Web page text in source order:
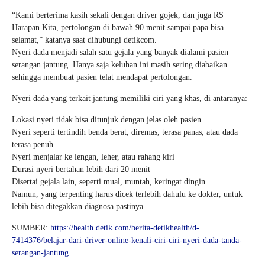
“Kami berterima kasih sekali dengan driver gojek, dan juga RS
Harapan Kita, pertolongan di bawah 90 menit sampai papa bisa
selamat,” katanya saat dihubungi detikcom.
Nyeri dada menjadi salah satu gejala yang banyak dialami pasien
serangan jantung. Hanya saja keluhan ini masih sering diabaikan
sehingga membuat pasien telat mendapat pertolongan.
Nyeri dada yang terkait jantung memiliki ciri yang khas, di antaranya:
Lokasi nyeri tidak bisa ditunjuk dengan jelas oleh pasien
Nyeri seperti tertindih benda berat, diremas, terasa panas, atau dada
terasa penuh
Nyeri menjalar ke lengan, leher, atau rahang kiri
Durasi nyeri bertahan lebih dari 20 menit
Disertai gejala lain, seperti mual, muntah, keringat dingin
Namun, yang terpenting harus dicek terlebih dahulu ke dokter, untuk
lebih bisa ditegakkan diagnosa pastinya.
SUMBER: https://health.detik.com/berita-detikhealth/d-
7414376/belajar-dari-driver-online-kenali-ciri-ciri-nyeri-dada-tanda-
serangan-jantung.